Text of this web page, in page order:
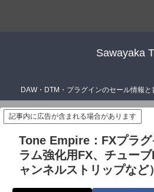
Sawayaka
DAW・DTM・プラグインのセール情報と
記事内に広告が含まれる場合があります
Tone Empire：FXプラ
ラム強化用FX、チュー
ャンネルストリップなど）